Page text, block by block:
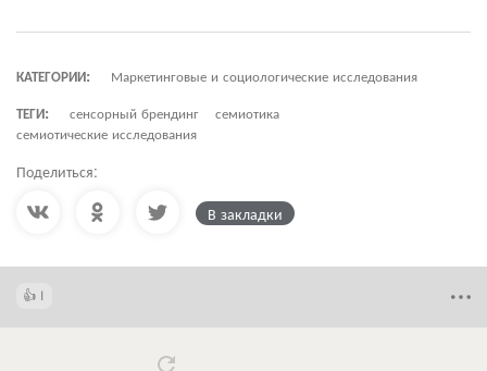
КАТЕГОРИИ:
Маркетинговые и социологические исследования
ТЕГИ:
сенсорный брендинг
семиотика
семиотические исследования
Поделиться:
В закладки
1